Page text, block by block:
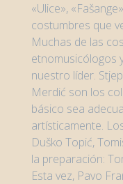
«Ulice»,
costumbres que
Muchas de las
etnomusicólogos
nuestro líder.
Merdić son los
básico sea
artísticamente.
Duško Topić,
la preparación:
Esta vez, Pavo